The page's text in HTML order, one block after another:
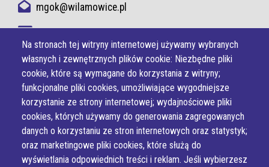
Na stronach tej witryny internetowej używamy wybranych
własnych i zewnętrznych plików cookie: Niezbędne pliki
cookie, które są wymagane do korzystania z witryny;
funkcjonalne pliki cookies, umożliwiające wygodniejsze
korzystanie ze strony internetowej; wydajnościowe pliki
cookies, których używamy do generowania zagregowanych
danych o korzystaniu ze stron internetowych oraz statystyk;
oraz marketingowe pliki cookies, które służą do
wyświetlania odpowiednich treści i reklam. Jeśli wybierzesz
mgok@wilamowice.pl
NIP 937-22-37-594